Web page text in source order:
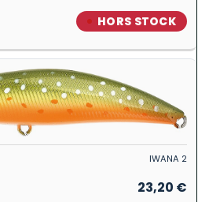
HORS STOCK
IWANA 2
23,20 €